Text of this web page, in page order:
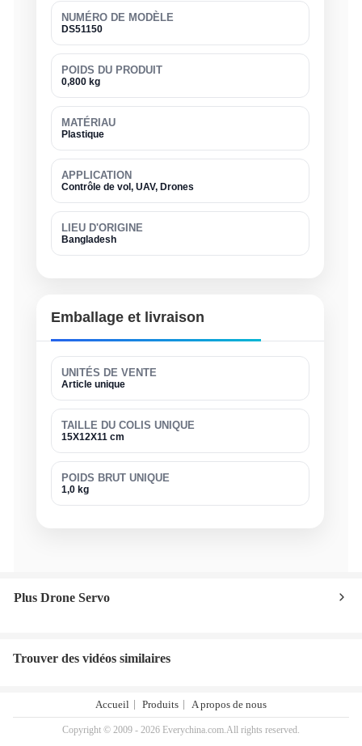
NUMÉRO DE MODÈLE
DS51150
POIDS DU PRODUIT
0,800 kg
MATÉRIAU
Plastique
APPLICATION
Contrôle de vol, UAV, Drones
LIEU D'ORIGINE
Bangladesh
Emballage et livraison
UNITÉS DE VENTE
Article unique
TAILLE DU COLIS UNIQUE
15X12X11 cm
POIDS BRUT UNIQUE
1,0 kg
Plus Drone Servo
Trouver des vidéos similaires
Accueil Produits A propos de nous
Copyright © 2009 - 2026 Everychina.com.All rights reserved.